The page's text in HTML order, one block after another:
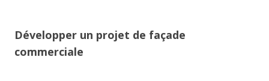
Développer un projet de façade
commerciale